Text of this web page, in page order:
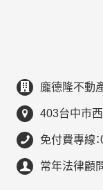
龐德隆不動
403台中市
免付費專線
常年法律顧